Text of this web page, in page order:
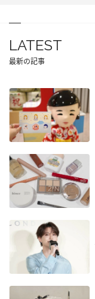
LATEST
最新の記事